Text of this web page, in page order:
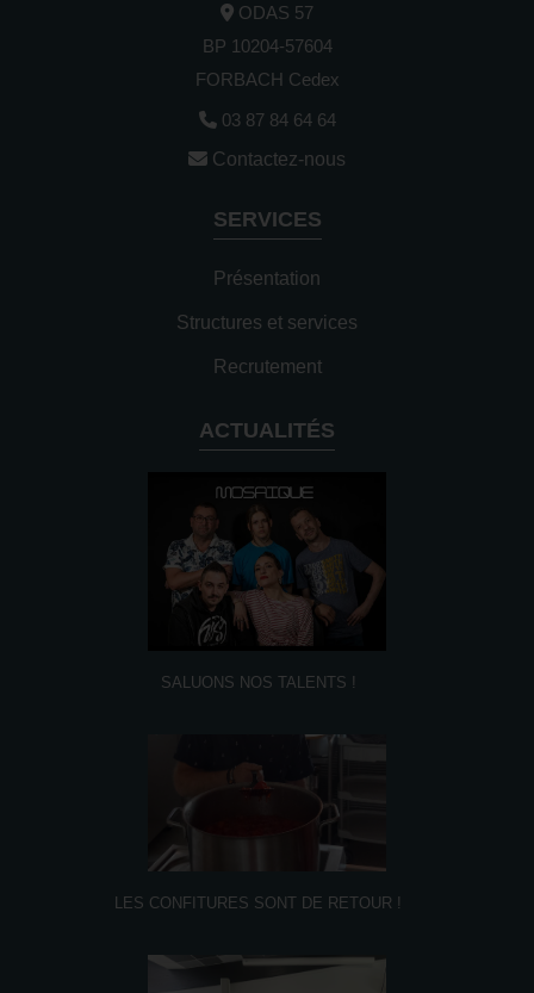
ODAS 57
BP 10204-57604
FORBACH Cedex
03 87 84 64 64
Contactez-nous
SERVICES
Présentation
Structures et services
Recrutement
ACTUALITÉS
SALUONS NOS TALENTS !
LES CONFITURES SONT DE RETOUR !